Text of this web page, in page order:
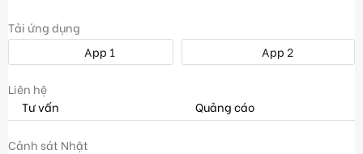
Tải ứng dụng
App 1
App 2
Liên hệ
Tư vấn
Quảng cáo
Cảnh sát Nhật